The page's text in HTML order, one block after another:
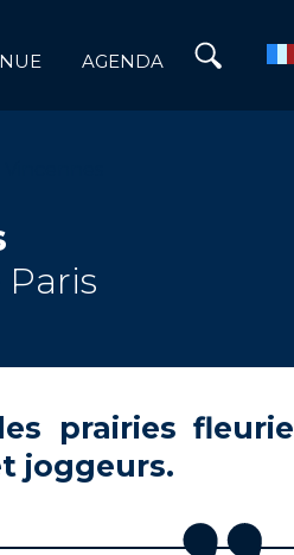
AGENDA
Paris
prairies
joggeurs.